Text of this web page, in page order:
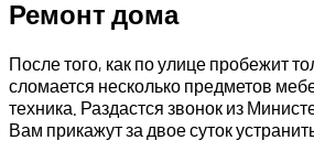
Ремонт дома
После того, как по улице пробежит
сломается несколько предметов
техника. Раздастся звонок из
Вам прикажут за двое суток